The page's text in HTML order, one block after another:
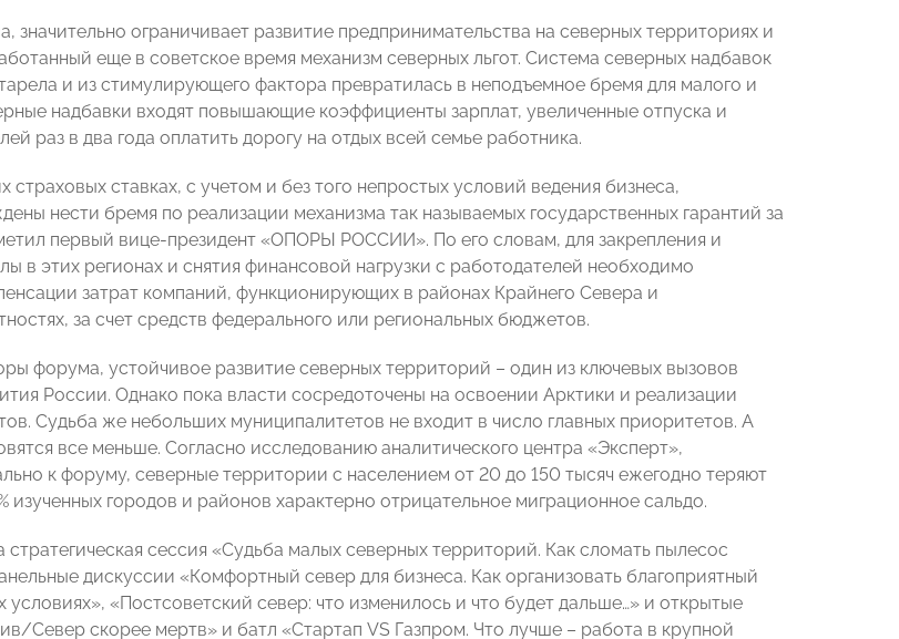
значительно ограничивает развитие предпринимательства на северных территориях и
еще в советское время механизм северных льгот. Система северных надбавок
и из стимулирующего фактора превратилась в неподъемное бремя для малого и
надбавки входят повышающие коэффициенты зарплат, увеличенные отпуска и
раз в два года оплатить дорогу на отдых всей семье работника.
ставках, с учетом и без того непростых условий ведения бизнеса,
нести бремя по реализации механизма так называемых государственных гарантий за
первый вице-президент «ОПОРЫ РОССИИ». По его словам, для закрепления и
в этих регионах и снятия финансовой нагрузки с работодателей необходимо
затрат компаний, функционирующих в районах Крайнего Севера и
за счет средств федерального или региональных бюджетов.
форума, устойчивое развитие северных территорий – один из ключевых вызовов
России. Однако пока власти сосредоточены на освоении Арктики и реализации
Судьба же небольших муниципалитетов не входит в число главных приоритетов. А
все меньше. Согласно исследованию аналитического центра «Эксперт»,
к форуму, северные территории с населением от 20 до 150 тысяч ежегодно теряют
изученных городов и районов характерно отрицательное миграционное сальдо.
сессия «Судьба малых северных территорий. Как сломать пылесос
дискуссии «Комфортный север для бизнеса. Как организовать благоприятный
условиях», «Постсоветский север: что изменилось и что будет дальше…» и открытые
Север скорее мертв» и батл «Стартап VS Газпром. Что лучше – работа в крупной